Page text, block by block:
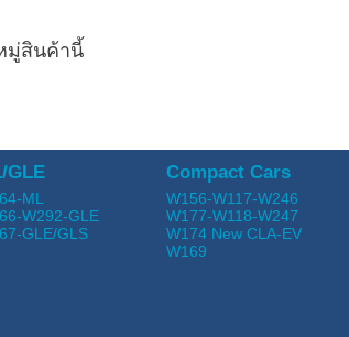
มู่สินค้านี้
GLE
ML
W292-GLE
GLE/GLS
Compact Cars
W156-W117-W246
W177-W118-W247
W174 New CLA-EV
W169